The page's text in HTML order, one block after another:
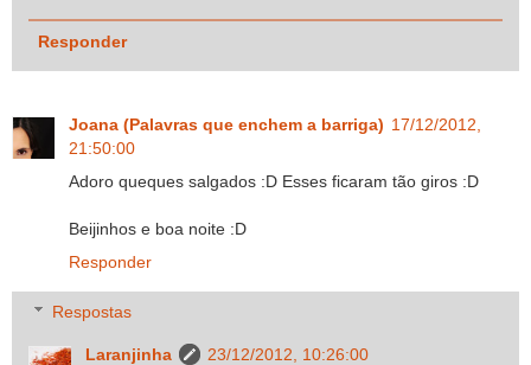
Responder
Joana (Palavras que enchem a barriga) 17/12/2012,
21:50:00
Adoro queques salgados :D Esses ficaram tão giros :D
Beijinhos e boa noite :D
Responder
Respostas
Laranjinha
23/12/2012, 10:26:00